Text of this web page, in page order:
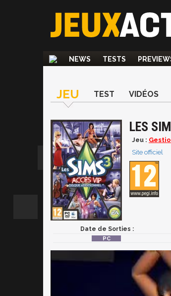
NEWS TESTS
JEU TEST VIDÉOS
LES
Jeu :
Site officiel
Date de Sorties :